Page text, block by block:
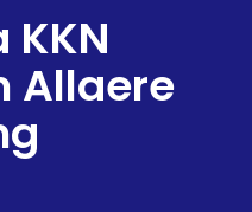
Allaere